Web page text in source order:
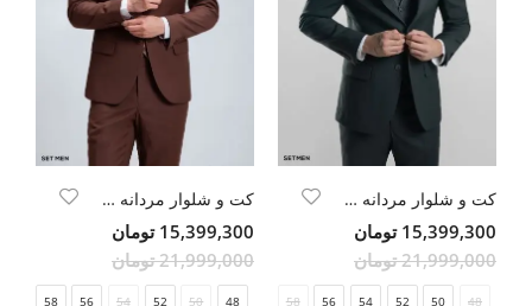
کت و شلوار مردانه سه تکه ژیله دورو
15,399,300 تومان
21,999,000 تومان
48
50
52
54
56
58
کت و شلوار مردانه سه تکه ژیله دورو
15,399,300 تومان
21,999,000 تومان
48
50
52
54
56
58